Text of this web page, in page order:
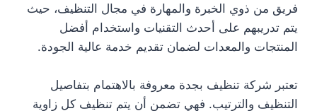
فريق من ذوي الخبرة والمهارة في مجال التنظيف، حيث
يتم تدريبهم على أحدث التقنيات واستخدام أفضل
المنتجات والمعدات لضمان تقديم خدمة عالية الجودة.
تعتبر شركة تنظيف بجدة معروفة بالاهتمام بتفاصيل
التنظيف والترتيب. فهي تضمن أن يتم تنظيف كل زاوية